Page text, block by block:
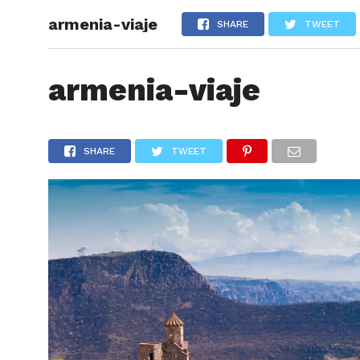
armenia-viaje SHARE TWEET
armenia-viaje
SHARE TWEET